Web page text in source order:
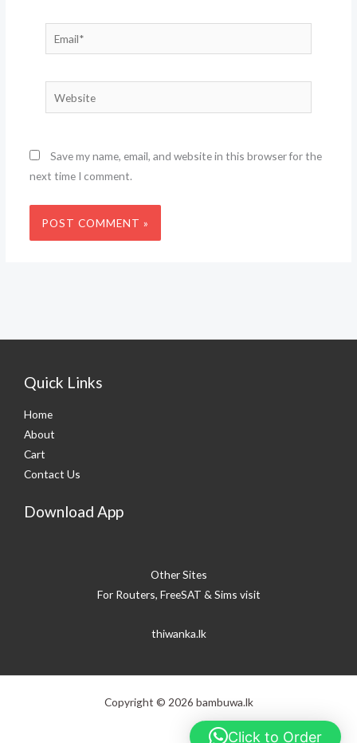
Email*
Website
Save my name, email, and website in this browser for the
next time I comment.
Quick Links
Home
About
Cart
Contact Us
Download App
Other Sites
For Routers, FreeSAT & Sims visit
thiwanka.lk
Copyright © 2026 bambuwa.lk
Click to Order